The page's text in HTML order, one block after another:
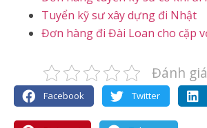
Tuyển kỹ sư xây dựng đi Nhật
Đơn hàng đi Đài Loan cho cặp
Đánh
Facebook Twitter